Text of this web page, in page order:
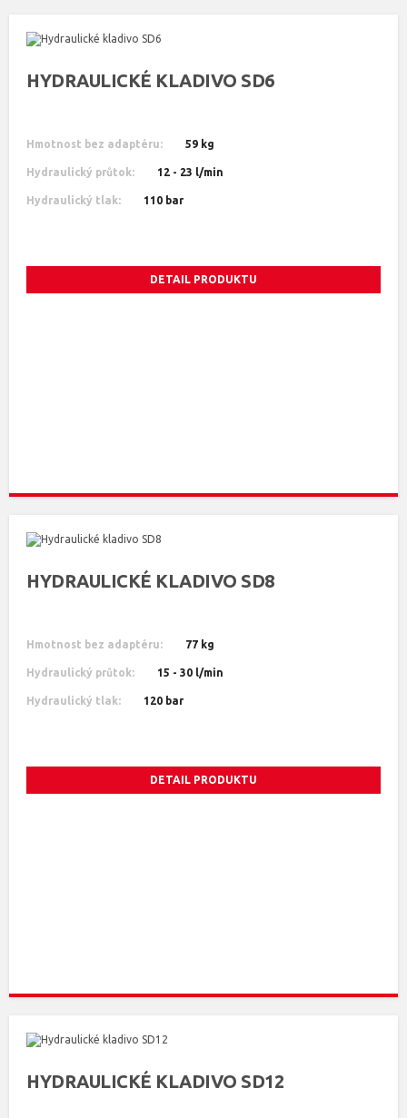
HYDRAULICKÉ KLADIVO SD6
Hmotnost bez adaptéru: 59 kg
Hydraulický průtok: 12 - 23 l/min
Hydraulický tlak: 110 bar
DETAIL PRODUKTU
HYDRAULICKÉ KLADIVO SD8
Hmotnost bez adaptéru: 77 kg
Hydraulický průtok: 15 - 30 l/min
Hydraulický tlak: 120 bar
DETAIL PRODUKTU
HYDRAULICKÉ KLADIVO SD12